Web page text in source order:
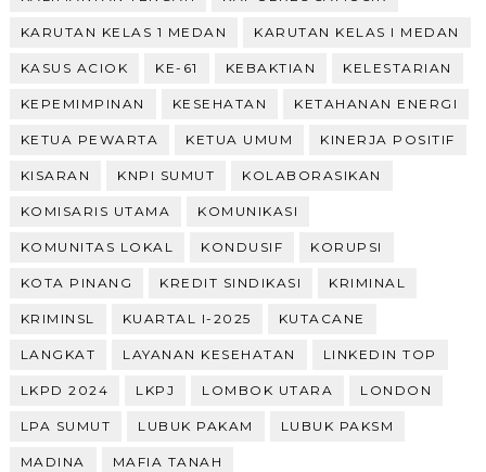
KARUTAN KELAS 1 MEDAN KARUTAN KELAS I MEDAN
KASUS ACIOK KE-61 KEBAKTIAN KELESTARIAN
KEPEMIMPINAN KESEHATAN KETAHANAN ENERGI
KETUA PEWARTA KETUA UMUM KINERJA POSITIF
KISARAN KNPI SUMUT KOLABORASIKAN
KOMISARIS UTAMA KOMUNIKASI
KOMUNITAS LOKAL KONDUSIF KORUPSI
KOTA PINANG KREDIT SINDIKASI KRIMINAL
KRIMINSL KUARTAL I-2025 KUTACANE
LANGKAT LAYANAN KESEHATAN LINKEDIN TOP
LKPD 2024 LKPJ LOMBOK UTARA LONDON
LPA SUMUT LUBUK PAKAM LUBUK PAKSM
MADINA MAFIA TANAH